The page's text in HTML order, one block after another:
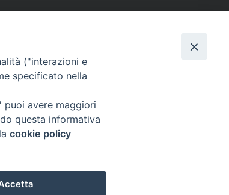
Credits
("interazioni e
specificato nella
avere maggiori
questa informativa
cookie policy